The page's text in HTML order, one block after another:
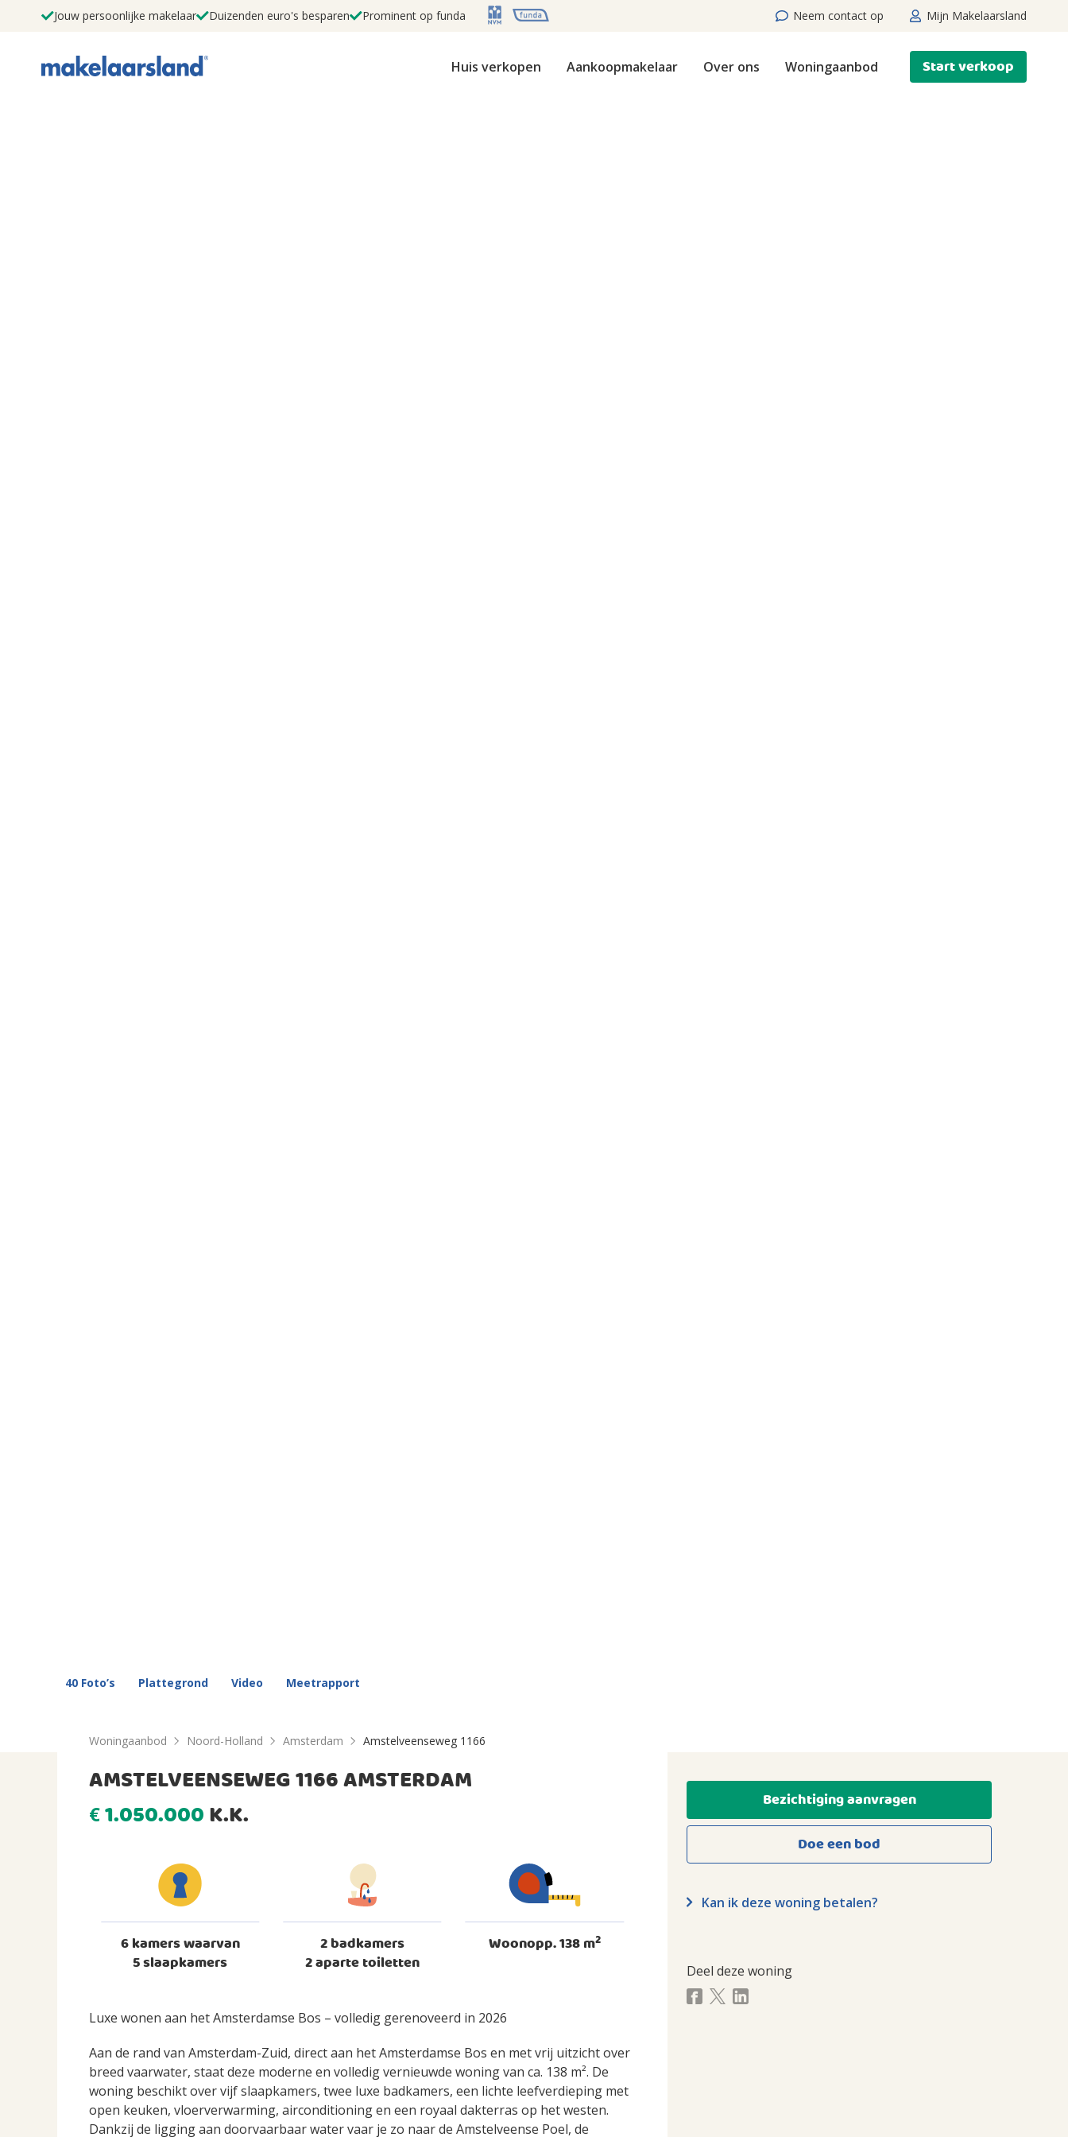
Jouw persoonlijke makelaar Duizenden euro's besparen Prominent op funda Neem contact op Mijn Makelaarsland
Huis verkopen Aankoopmakelaar Over ons Woningaanbod Start verkoop
40 Foto’s Plattegrond Video Meetrapport
Woningaanbod Noord-Holland Amsterdam Amstelveenseweg 1166
AMSTELVEENSEWEG 1166 AMSTERDAM
€1.050.000K.K.
6 kamers waarvan
5 slaapkamers
2 badkamers
2 aparte toiletten
Woonopp. 138 m2
Luxe wonen aan het Amsterdamse Bos – volledig gerenoveerd in 2026
Aan de rand van Amsterdam-Zuid, direct aan het Amsterdamse Bos en met vrij uitzicht over
breed vaarwater, staat deze moderne en volledig vernieuwde woning van ca. 138 m². De
woning beschikt over vijf slaapkamers, twee luxe badkamers, een lichte leefverdieping met
open keuken, vloerverwarming, airconditioning en een royaal dakterras op het westen.
Dankzij de ligging aan doorvaarbaar water vaar je zo naar de Amstelveense Poel, de
Bezichtiging aanvragen
Doe een bod
Kan ik deze woning betalen?
Deel deze woning